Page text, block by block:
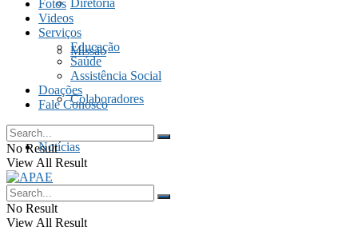
Diretoria
Missão
Colaboradores
Notícias
Fotos
Fotos
Videos
Serviços
Educação
Saúde
Assistência Social
Doações
Fale Conosco
No Result
View All Result
No Result
View All Result